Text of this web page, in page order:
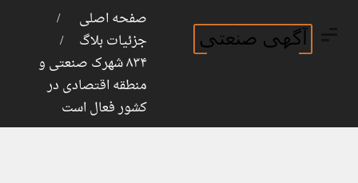
ورود
صفحه اصلی
جزئیات بلاگ
۸۳۴ شهرک صنعتی و
منطقه اقتصادی در
کشور فعال است